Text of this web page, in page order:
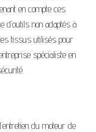
en compte ces
d’outils non adaptés à
tissus utilisés pour
spécialiste en
du moteur de